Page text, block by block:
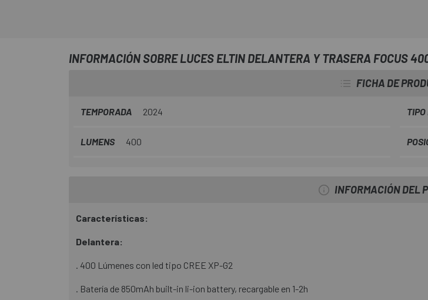
INFORMACIÓN SOBRE LUCES ELTIN DELANTERA Y TRASERA FOCUS
FICHA DE
TEMPORADA 2024
LUMENS 400
INFORMACIÓN DEL
Características:
Delantera:
. 400 Lúmenes con led tipo CREE XP-G2
. Batería de 850mAh built-in li-ion battery, recargable en 1-2h